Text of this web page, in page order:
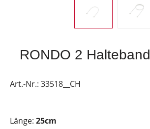
RONDO 2 Halteband
Art.-Nr.: 33518__CH
Länge: 25cm